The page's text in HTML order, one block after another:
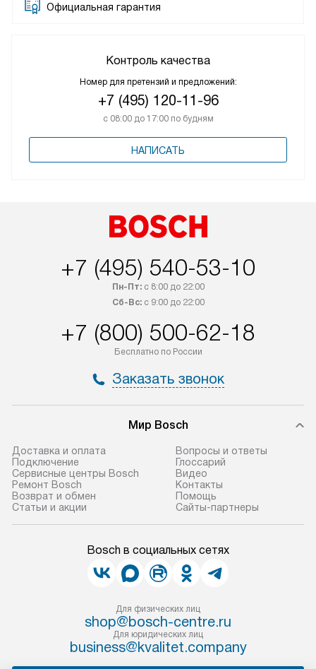
Официальная гарантия
Контроль качества
Номер для претензий и предложений:
+7 (495) 120-11-96
с 08:00 до 17:00 по будням
НАПИСАТЬ
+7 (495) 540-53-10
Пн-Пт:с 8:00 до 22:00
Сб-Вс:с 9:00 до 22:00
+7 (800) 500-62-18
Бесплатно по России
Заказать звонок
Мир Bosch
Доставка и оплата
Подключение
Сервисные центры Bosch
Ремонт Bosch
Возврат и обмен
Статьи и акции
Вопросы и ответы
Глоссарий
Видео
Контакты
Помощь
Сайты-партнеры
Bosch в социальных сетях
Для физических лиц
shop@bosch-centre.ru
Для юридических лиц
business@kvalitet.company